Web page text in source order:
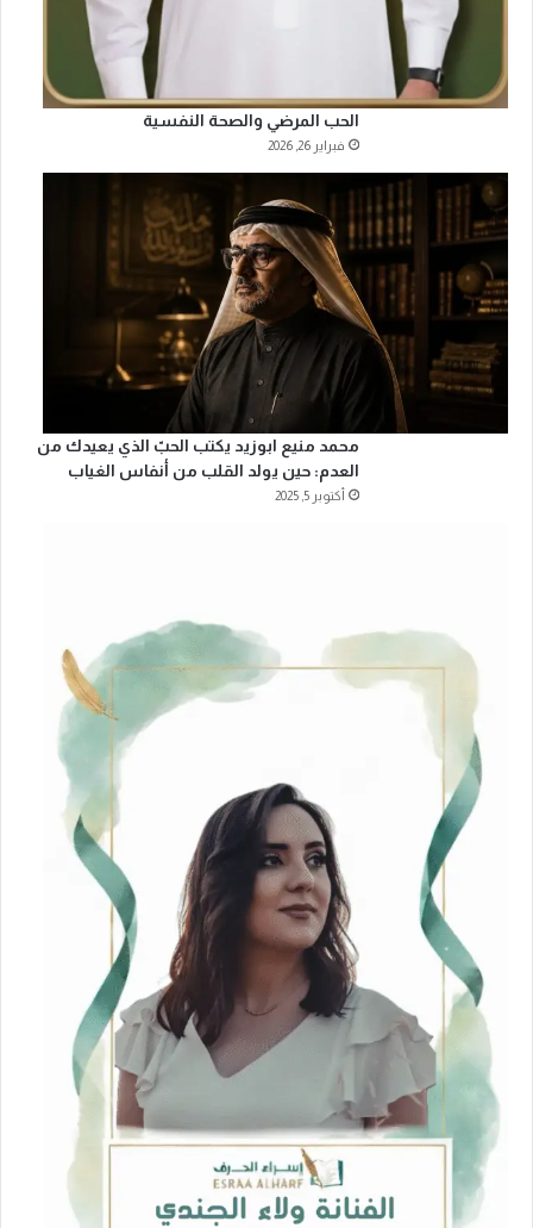
الحب المرضي والصحة النفسية
فبراير 26, 2026
محمد منيع ابوزيد يكتب الحبّ الذي يعيدك من
العدم: حين يولد القلب من أنفاس الغياب
أكتوبر 5, 2025